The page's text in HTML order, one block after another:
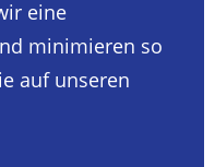
eine
minimieren so
auf unseren